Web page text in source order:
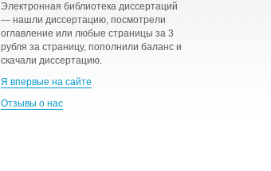
Электронная библиотека диссертаций
— нашли диссертацию, посмотрели
оглавление или любые страницы за 3
рубля за страницу, пополнили баланс и
скачали диссертацию.
Я впервые на сайте
Отзывы о нас